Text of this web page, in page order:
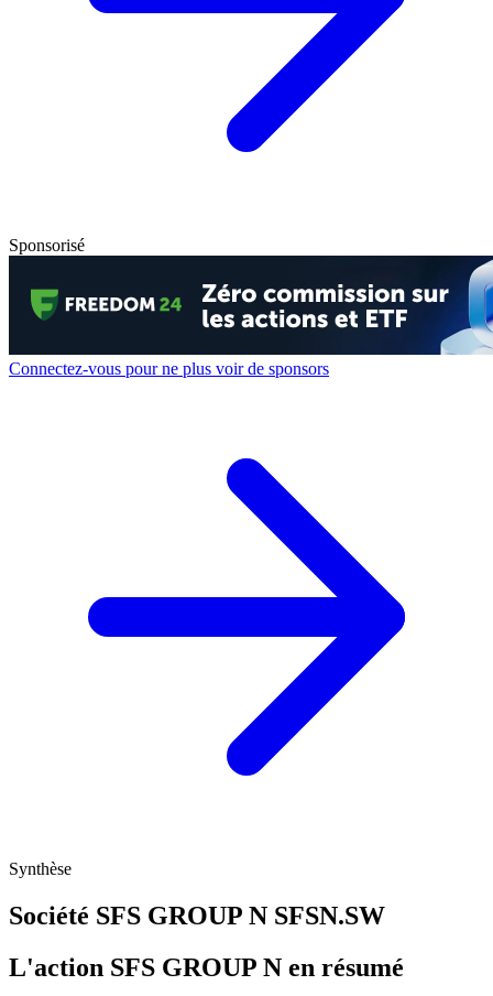
Sponsorisé
Connectez-vous pour ne plus voir de sponsors
Synthèse
Société SFS GROUP N SFSN.SW
L'action SFS GROUP N en résumé